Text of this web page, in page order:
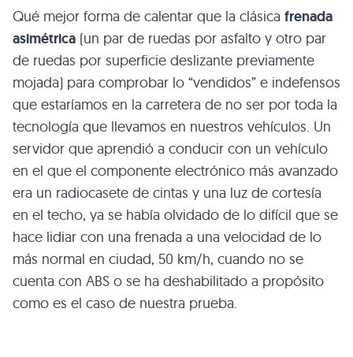
Qué mejor forma de calentar que la clásica frenada
asimétrica (un par de ruedas por asfalto y otro par
de ruedas por superficie deslizante previamente
mojada) para comprobar lo “vendidos” e indefensos
que estaríamos en la carretera de no ser por toda la
tecnología que llevamos en nuestros vehículos. Un
servidor que aprendió a conducir con un vehículo
en el que el componente electrónico más avanzado
era un radiocasete de cintas y una luz de cortesía
en el techo, ya se había olvidado de lo difícil que se
hace lidiar con una frenada a una velocidad de lo
más normal en ciudad, 50 km/h, cuando no se
cuenta con ABS o se ha deshabilitado a propósito
como es el caso de nuestra prueba.